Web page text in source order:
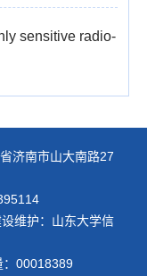
sensitive radio-
济南市山大南路27
维护：山东大学信
00018389